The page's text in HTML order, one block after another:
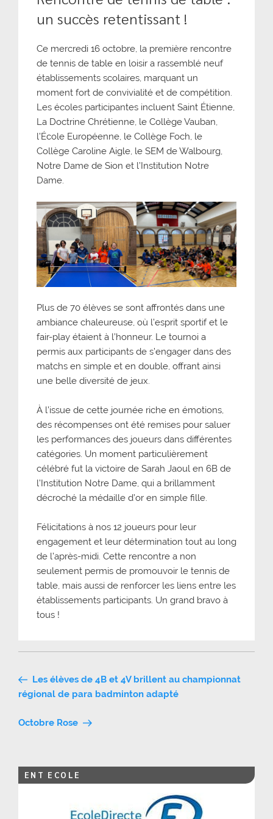
un succès retentissant !
Ce mercredi 16 octobre, la première rencontre
de tennis de table en loisir a rassemblé neuf
établissements scolaires, marquant un
moment fort de convivialité et de compétition.
Les écoles participantes incluent Saint Étienne,
La Doctrine Chrétienne, le Collège Vauban,
l’École Européenne, le Collège Foch, le
Collège Caroline Aigle, le SEM de Walbourg,
Notre Dame de Sion et l’Institution Notre
Dame.
Plus de 70 élèves se sont affrontés dans une
ambiance chaleureuse, où l’esprit sportif et le
fair-play étaient à l’honneur. Le tournoi a
permis aux participants de s’engager dans des
matchs en simple et en double, offrant ainsi
une belle diversité de jeux.
À l’issue de cette journée riche en émotions,
des récompenses ont été remises pour saluer
les performances des joueurs dans différentes
catégories. Un moment particulièrement
célébré fut la victoire de Sarah Jaoul en 6B de
l’Institution Notre Dame, qui a brillamment
décroché la médaille d’or en simple fille.
Félicitations à nos 12 joueurs pour leur
engagement et leur détermination tout au long
de l’après-midi. Cette rencontre a non
seulement permis de promouvoir le tennis de
table, mais aussi de renforcer les liens entre les
établissements participants. Un grand bravo à
tous !
Navigation
de
l’article
Les élèves de 4B et 4V brillent au championnat
régional de para badminton adapté
Octobre Rose
ENT ECOLE